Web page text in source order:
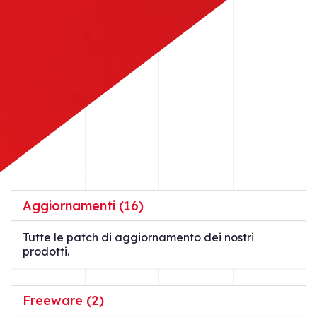
Aggiornamenti (16)
Tutte le patch di aggiornamento dei nostri
prodotti.
Freeware (2)